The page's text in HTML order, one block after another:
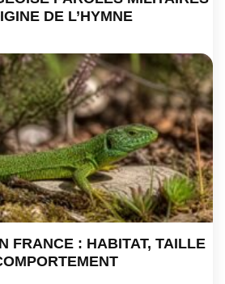
DE L’HYMNE
FRANCE : HABITAT, TAILLE